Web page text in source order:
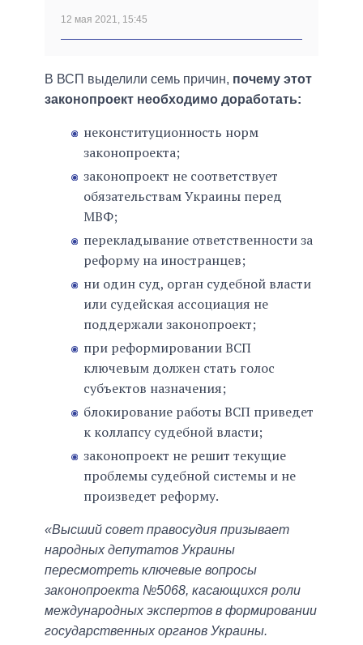
12 мая 2021, 15:45
В ВСП выделили семь причин, почему этот
законопроект необходимо доработать:
неконституционность норм
законопроекта;
законопроект не соответствует
обязательствам Украины перед
МВФ;
перекладывание ответственности за
реформу на иностранцев;
ни один суд, орган судебной власти
или судейская ассоциация не
поддержали законопроект;
при реформировании ВСП
ключевым должен стать голос
субъектов назначения;
блокирование работы ВСП приведет
к коллапсу судебной власти;
законопроект не решит текущие
проблемы судебной системы и не
произведет реформу.
«Высший совет правосудия призывает
народных депутатов Украины
пересмотреть ключевые вопросы
законопроекта №5068, касающихся роли
международных экспертов в формировании
государственных органов Украины.